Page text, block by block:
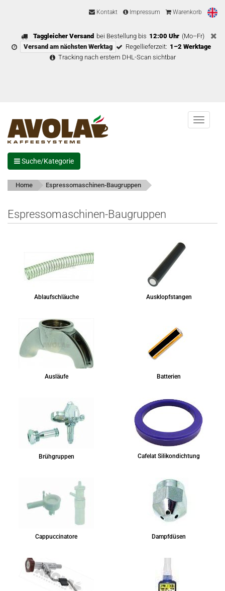
Kontakt Impressum Warenkorb
Taggleicher Versand bei Bestellung bis 12:00 Uhr (Mo–Fr)
Versand am nächsten Werktag
Regellieferzeit: 1–2 Werktage
Tracking nach erstem DHL-Scan sichtbar
Menu
Suche/Kategorie
Home Espressomaschinen-Baugruppen
Espressomaschinen-Baugruppen
Ablaufschläuche Ausklopfstangen
Ausläufe Batterien
Brühgruppen Cafelat Silikondichtung
Cappuccinatore Dampfdüsen